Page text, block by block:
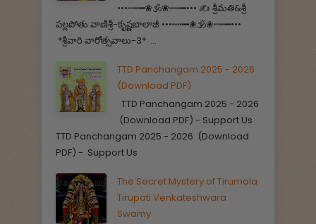
•••┉┅━❀🕉️❀┉┅━••• ✍️ శ్రీమతి&శ్రీ
పల్లపోతు వాణిశ్రీ-కృష్ణబాలాజీ •••┉┅━❀🕉️❀┉┅━•••
*శ్రీవారి వారోత్సవాలు-3* ...
TTD Panchangam 2025 - 2026
(Download PDF)
TTD Panchangam 2025 - 2026
(Download PDF) - Support Us
TTD Panchangam 2025 - 2026 (Download
PDF) - Support Us
The Secret Mystery of Tirumala
Tirupati Venkateshwara
Swamy